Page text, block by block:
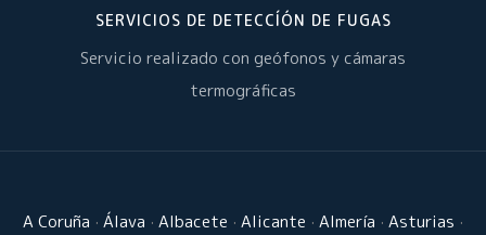
SERVICIOS DE DETECCÍÓN DE FUGAS
Servicio realizado con geófonos y cámaras
termográficas
A Coruña · Álava · Albacete · Alicante · Almería · Asturias ·